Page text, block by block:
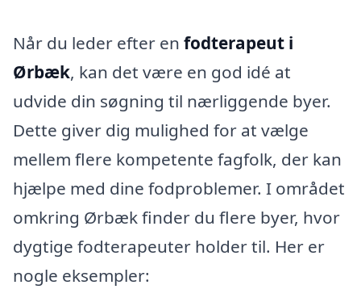
Når du leder efter en fodterapeut i
Ørbæk, kan det være en god idé at
udvide din søgning til nærliggende byer.
Dette giver dig mulighed for at vælge
mellem flere kompetente fagfolk, der kan
hjælpe med dine fodproblemer. I området
omkring Ørbæk finder du flere byer, hvor
dygtige fodterapeuter holder til. Her er
nogle eksempler: